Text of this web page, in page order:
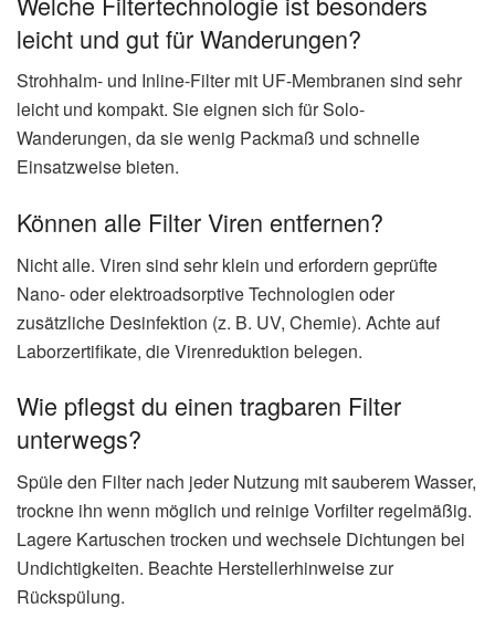
leicht und gut für Wanderungen?
Strohhalm- und Inline-Filter mit UF-Membranen sind sehr
leicht und kompakt. Sie eignen sich für Solo-
Wanderungen, da sie wenig Packmaß und schnelle
Einsatzweise bieten.
Können alle Filter Viren entfernen?
Nicht alle. Viren sind sehr klein und erfordern geprüfte
Nano- oder elektroadsorptive Technologien oder
zusätzliche Desinfektion (z. B. UV, Chemie). Achte auf
Laborzertifikate, die Virenreduktion belegen.
Wie pflegst du einen tragbaren Filter
unterwegs?
Spüle den Filter nach jeder Nutzung mit sauberem Wasser,
trockne ihn wenn möglich und reinige Vorfilter regelmäßig.
Lagere Kartuschen trocken und wechsele Dichtungen bei
Undichtigkeiten. Beachte Herstellerhinweise zur
Rückspülung.